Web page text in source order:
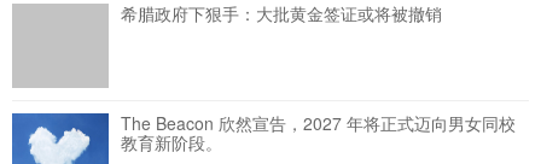
希腊政府下狠手：大批黄金签证或将被撤销
The Beacon 欣然宣告，2027 年将正式迈向男女同校
教育新阶段。